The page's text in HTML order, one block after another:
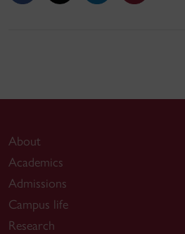
About
Academics
Admissions
Campus life
Research